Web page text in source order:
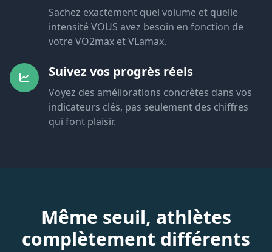
Sachez exactement quel volume et quelle
intensité VOUS avez besoin en fonction de
votre VO2max et VLamax.
Suivez vos progrès réels
Voyez des améliorations concrètes dans vos
indicateurs clés, pas seulement des chiffres
qui font plaisir.
Même seuil, athlètes
complètement différents